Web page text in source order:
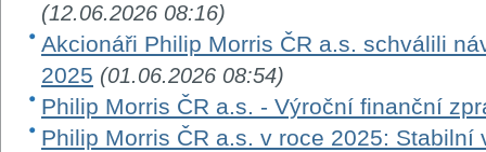
(12.06.2026 08:16)
Akcionáři Philip Morris ČR a.s. schválili
2025 (01.06.2026 08:54)
Philip Morris ČR a.s. - Výroční finanční
Philip Morris ČR a.s. v roce 2025: Stabilní